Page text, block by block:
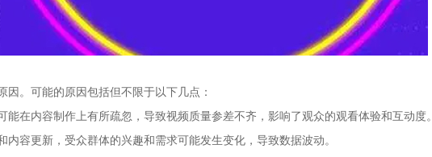
因。可能的原因包括但不限于以下几点：
能在内容制作上有所疏忽，导致视频质量参差不齐，影响了观众的观看体验和互动度。
内容更新，受众群体的兴趣和需求可能发生变化，导致数据波动。